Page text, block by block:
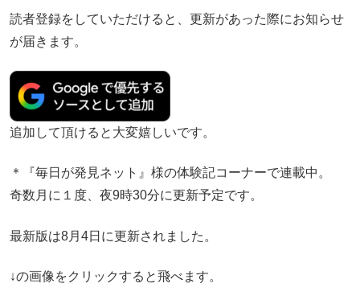
読者登録をしていただけると、更新があった際にお知らせ
が届きます。
追加して頂けると大変嬉しいです。
＊『毎日が発見ネット』様の体験記コーナーで連載中。
奇数月に１度、夜9時30分に更新予定です。
最新版は8月4日に更新されました。
↓の画像をクリックすると飛べます。